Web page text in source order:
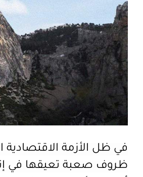
في ظل الأزمة
ظروف صعبة تعيقها في